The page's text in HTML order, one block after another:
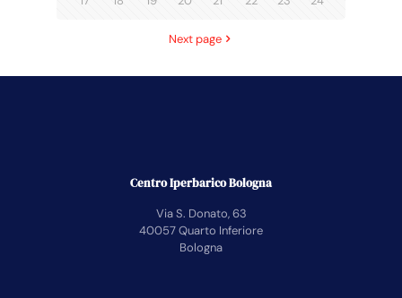
Next page
Centro Iperbarico Bologna
Via S. Donato, 63
40057 Quarto Inferiore
Bologna